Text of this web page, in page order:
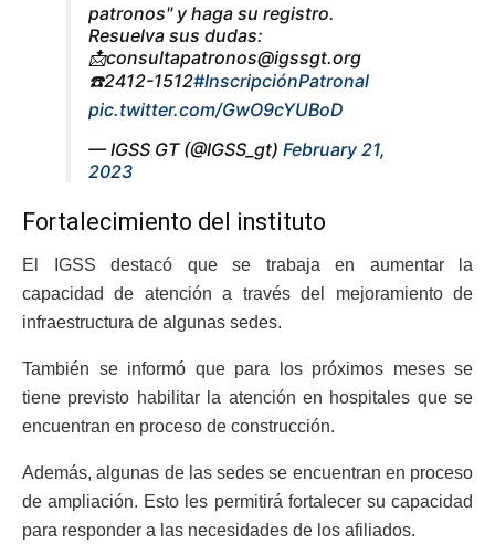
patronos" y haga su registro.
Resuelva sus dudas:
📩consultapatronos@igssgt.org
☎️2412-1512#InscripciónPatronal
pic.twitter.com/GwO9cYUBoD
— IGSS GT (@IGSS_gt) February 21,
2023
Fortalecimiento del instituto
El IGSS destacó que se trabaja en aumentar la
capacidad de atención a través del mejoramiento de
infraestructura de algunas sedes.
También se informó que para los próximos meses se
tiene previsto habilitar la atención en hospitales que se
encuentran en proceso de construcción.
Además, algunas de las sedes se encuentran en proceso
de ampliación. Esto les permitirá fortalecer su capacidad
para responder a las necesidades de los afiliados.